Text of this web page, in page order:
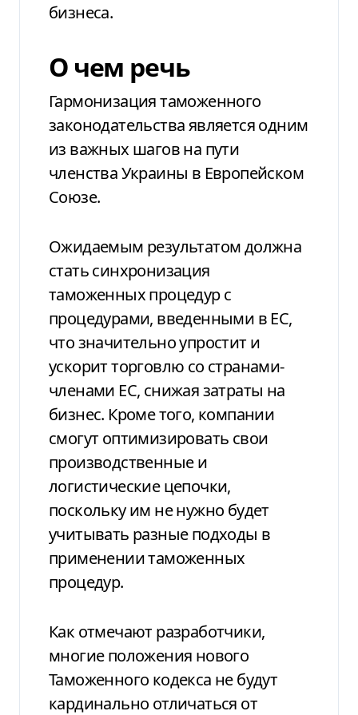
бизнеса.
О чем речь
Гармонизация таможенного
законодательства является одним
из важных шагов на пути
членства Украины в Европейском
Союзе.
Ожидаемым результатом должна
стать синхронизация
таможенных процедур с
процедурами, введенными в ЕС,
что значительно упростит и
ускорит торговлю со странами-
членами ЕС, снижая затраты на
бизнес. Кроме того, компании
смогут оптимизировать свои
производственные и
логистические цепочки,
поскольку им не нужно будет
учитывать разные подходы в
применении таможенных
процедур.
Как отмечают разработчики,
многие положения нового
Таможенного кодекса не будут
кардинально отличаться от